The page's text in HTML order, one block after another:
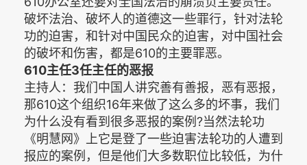
破坏法治、破坏人的道德这一些罪行，针对法轮
功的迫害，和针对中国民众的迫害，对中国社会
的破坏和伤害，都是610的主要罪恶。
610主任3任主任的恶报
主持人：我们中国人讲究善有善报，恶有恶报，
那610这个组织16年来做了这么多的坏事，我们
为什么没有看到很多恶报的案例?当然法轮功
《明慧网》上它是登了一些迫害法轮功的人遭到
报应的案例，但是他们大多数职位比较低，为什